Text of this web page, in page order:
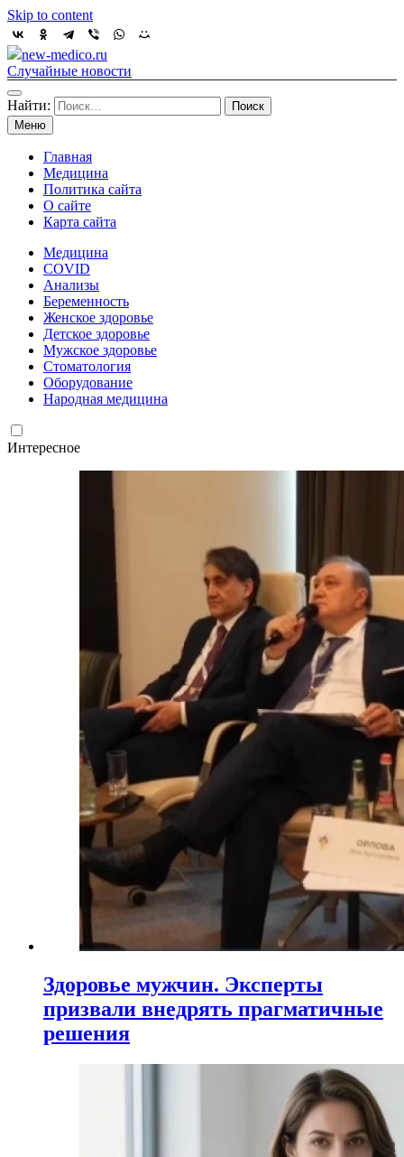
Skip to content
new-medico.ru
Случайные новости
Найти:
Меню
Главная
Медицина
Политика сайта
О сайте
Карта сайта
Медицина
COVID
Анализы
Беременность
Женское здоровье
Детское здоровье
Мужское здоровье
Стоматология
Оборудование
Народная медицина
Интересное
Здоровье мужчин. Эксперты
призвали внедрять прагматичные
решения